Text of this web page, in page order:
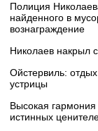
Полиция
найденного в
вознаграждение
Николаев накрыл
Ойстервиль:
устрицы
Высокая
истинных